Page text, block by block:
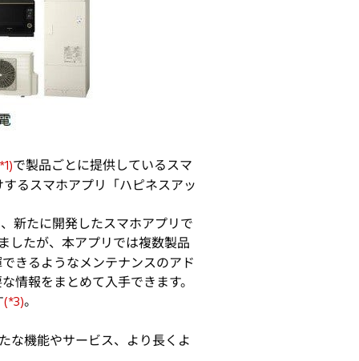
で製品ごとに提供しているスマ
るスマホアプリ「ハピネスアッ
新たに開発したスマホアプリで
したが、本アプリでは複数製品
きるようなメンテナンスのアド
情報をまとめて入手できます。
(*3)。
な機能やサービス、より長くよ